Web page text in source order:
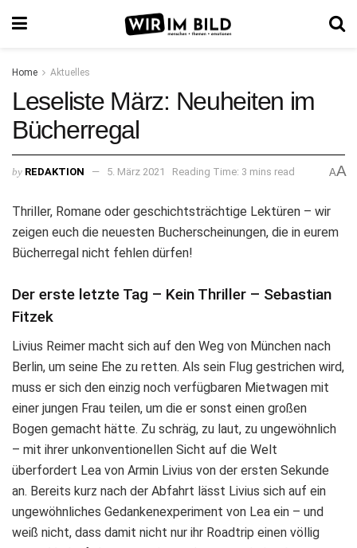
Home Aktuelles
Leseliste März: Neuheiten im
Bücherregal
by REDAKTION 5. März 2021 Reading Time: 3 mins read AA
Thriller, Romane oder geschichtsträchtige Lektüren – wir
zeigen euch die neuesten Bucherscheinungen, die in eurem
Bücherregal nicht fehlen dürfen!
Der erste letzte Tag – Kein Thriller – Sebastian
Fitzek
Livius Reimer macht sich auf den Weg von München nach
Berlin, um seine Ehe zu retten. Als sein Flug gestrichen wird,
muss er sich den einzig noch verfügbaren Mietwagen mit
einer jungen Frau teilen, um die er sonst einen großen
Bogen gemacht hätte. Zu schräg, zu laut, zu ungewöhnlich
– mit ihrer unkonventionellen Sicht auf die Welt
überfordert Lea von Armin Livius von der ersten Sekunde
an. Bereits kurz nach der Abfahrt lässt Livius sich auf ein
ungewöhnliches Gedankenexperiment von Lea ein – und
weiß nicht, dass damit nicht nur ihr Roadtrip einen völlig